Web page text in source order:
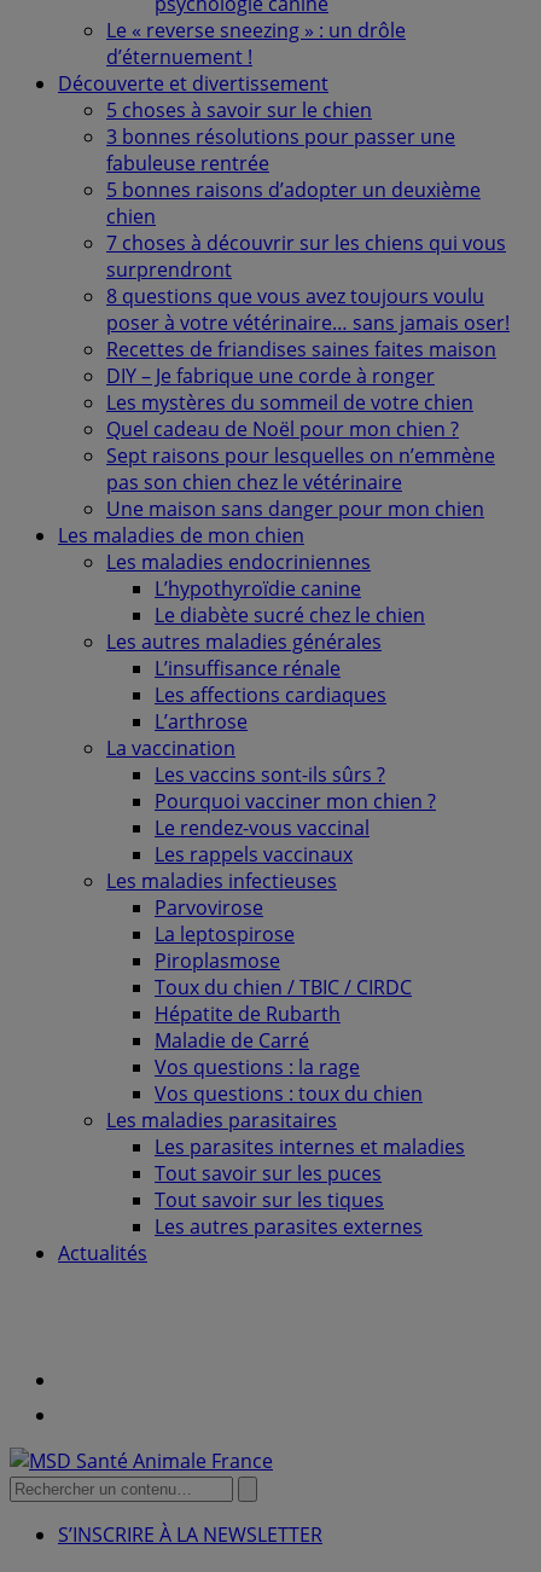
Le « reverse sneezing » : un drôle
d’éternuement !
Découverte et divertissement
5 choses à savoir sur le chien
3 bonnes résolutions pour passer une
fabuleuse rentrée
5 bonnes raisons d’adopter un deuxième
chien
7 choses à découvrir sur les chiens qui vous
surprendront
8 questions que vous avez toujours voulu
poser à votre vétérinaire… sans jamais oser!
Recettes de friandises saines faites maison
DIY – Je fabrique une corde à ronger
Les mystères du sommeil de votre chien
Quel cadeau de Noël pour mon chien ?
Sept raisons pour lesquelles on n’emmène
pas son chien chez le vétérinaire
Une maison sans danger pour mon chien
Les maladies de mon chien
Les maladies endocriniennes
L’hypothyroïdie canine
Le diabète sucré chez le chien
Les autres maladies générales
L’insuffisance rénale
Les affections cardiaques
L’arthrose
La vaccination
Les vaccins sont-ils sûrs ?
Pourquoi vacciner mon chien ?
Le rendez-vous vaccinal
Les rappels vaccinaux
Les maladies infectieuses
Parvovirose
La leptospirose
Piroplasmose
Toux du chien / TBIC / CIRDC
Hépatite de Rubarth
Maladie de Carré
Vos questions : la rage
Vos questions : toux du chien
Les maladies parasitaires
Les parasites internes et maladies
Tout savoir sur les puces
Tout savoir sur les tiques
Les autres parasites externes
Actualités
Search
search
S’INSCRIRE À LA NEWSLETTER